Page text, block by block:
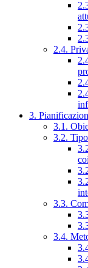
2.4.
3.
3.1.
3.2.
3.3.
3.4.